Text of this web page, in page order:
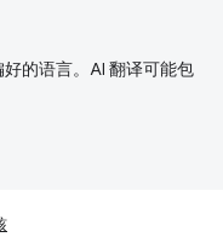
的语言。AI 翻译可能包